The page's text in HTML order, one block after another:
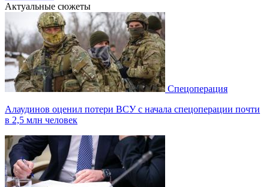
Актуальные сюжеты
Спецоперация
Алаудинов оценил потери ВСУ с начала спецоперации почти
в 2,5 млн человек